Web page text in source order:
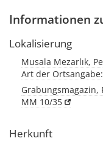
Informationen
Lokalisierung
Musala Mezarlık,
Art der
Grabungsmagazin,
MM 10/35
Herkunft